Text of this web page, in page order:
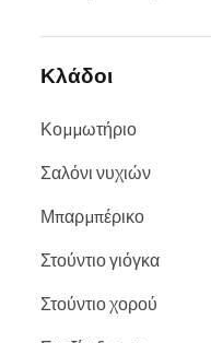
Κλάδοι
Κομμωτήριο
Σαλόνι νυχιών
Μπαρμπέρικο
Στούντιο γιόγκα
Στούντιο χορού